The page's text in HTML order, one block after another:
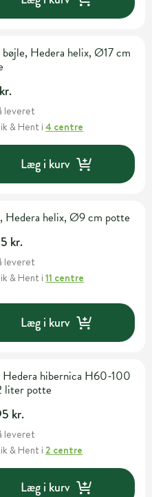
bøjle, Hedera helix, Ø17 cm
leveret
& Hent i4 centre
Læg i kurv
Hedera helix, Ø9 cm potte
kr.
leveret
& Hent i11 centre
Læg i kurv
Hedera hibernica H60-100
liter potte
kr.
leveret
& Hent i2 centre
Læg i kurv